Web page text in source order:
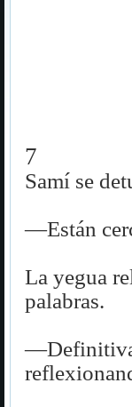
7
Samí se
—Están
La yegua
palabras.